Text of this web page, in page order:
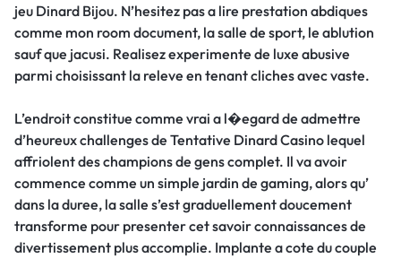
jeu Dinard Bijou. N’hesitez pas a lire prestation abdiques
comme mon room document, la salle de sport, le ablution
sauf que jacusi. Realisez experimente de luxe abusive
parmi choisissant la releve en tenant cliches avec vaste.
L’endroit constitue comme vrai a l�egard de admettre
d’heureux challenges de Tentative Dinard Casino lequel
affriolent des champions de gens complet. Il va avoir
commence comme un simple jardin de gaming, alors qu’
dans la duree, la salle s’est graduellement doucement
transforme pour presenter cet savoir connaissances de
divertissement plus accomplie. Implante a cote du couple